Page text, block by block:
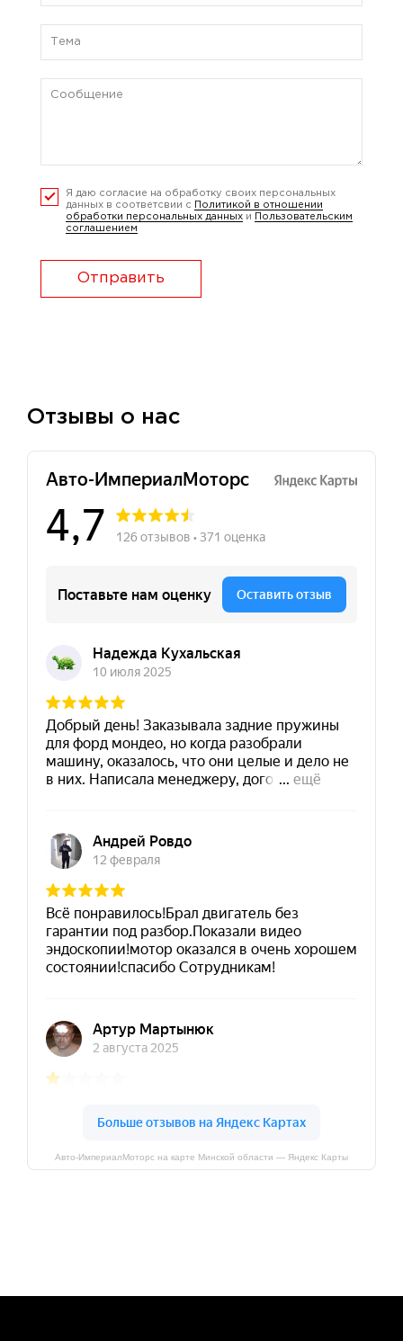
Я даю согласие на обработку своих персональных
данных в соответсвии с
Политикой в отношении
обработки персональных данных и
Пользовательским
соглашением
Отправить
Отзывы о нас
Авто-ИмпериалМоторс на карте Минской области — Яндекс Карты